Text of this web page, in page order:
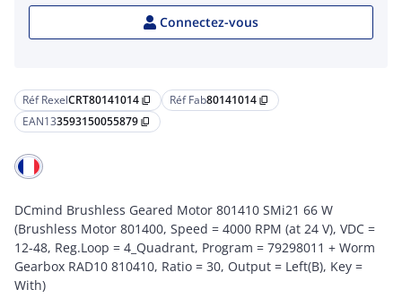
Réf RexelCRT80141014 content_copy Réf Fab80141014 content_copy
EAN133593150055879 content_copy
DCmind Brushless Geared Motor 801410 SMi21 66 W
(Brushless Motor 801400, Speed = 4000 RPM (at 24 V), VDC =
12-48, Reg.Loop = 4_Quadrant, Program = 79298011 + Worm
Gearbox RAD10 810410, Ratio = 30, Output = Left(B), Key =
With)
Connectez-vous